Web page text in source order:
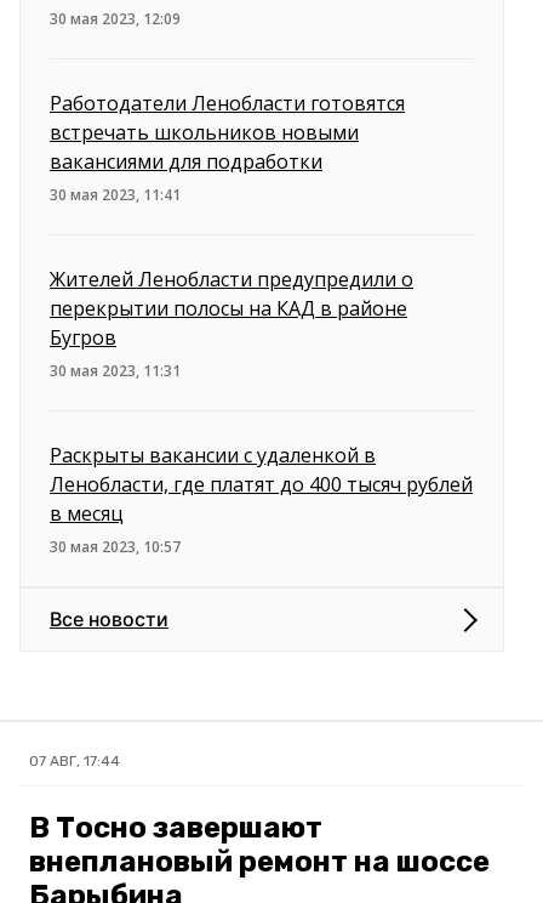
30 мая 2023, 12:09
Работодатели Ленобласти готовятся
встречать школьников новыми
вакансиями для подработки
30 мая 2023, 11:41
Жителей Ленобласти предупредили о
перекрытии полосы на КАД в районе
Бугров
30 мая 2023, 11:31
Раскрыты вакансии с удаленкой в
Ленобласти, где платят до 400 тысяч рублей
в месяц
30 мая 2023, 10:57
Все новости
07 АВГ, 17:44
В Тосно завершают
внеплановый ремонт на шоссе
Барыбина